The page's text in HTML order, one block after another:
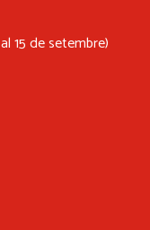
15 de setembre)